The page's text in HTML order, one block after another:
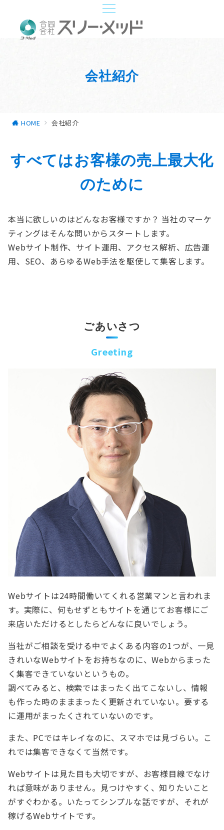
会社紹介
HOME 会社紹介
すべてはお客様の売上最大化
のために
本当に欲しいのはどんなお客様ですか？ 当社のマーケ
ティングはそんな問いからスタートします。
Webサイト制作、サイト運用、アクセス解析、広告運
用、SEO、あらゆるWeb手法を駆使して集客します。
ごあいさつ
Greeting
Webサイトは24時間働いてくれる営業マンと言われま
す。実際に、何もせずともサイトを通じてお客様にご
来店いただけるとしたらどんなに良いでしょう。
当社がご相談を受ける中でよくある内容の1つが、一見
きれいなWebサイトをお持ちなのに、Webからまった
く集客できていないというもの。
調べてみると、検索ではまったく出てこないし、情報
も作った時のまままったく更新されていない。要する
に運用がまったくされていないのです。
また、PCではキレイなのに、スマホでは見づらい。こ
れでは集客できなくて当然です。
Webサイトは見た目も大切ですが、お客様目線でなけ
れば意味がありません。見つけやすく、知りたいこと
がすぐわかる。いたってシンプルな話ですが、それが
稼げるWebサイトです。